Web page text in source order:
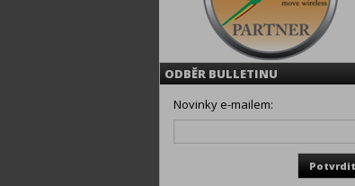
ODBĚR BULLETINU
Novinky e-mailem: